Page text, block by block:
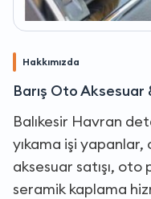
Hakkımızda
Barış Oto
Balıkesir Havran
yıkama işi
aksesuar satışı,
seramik kaplama